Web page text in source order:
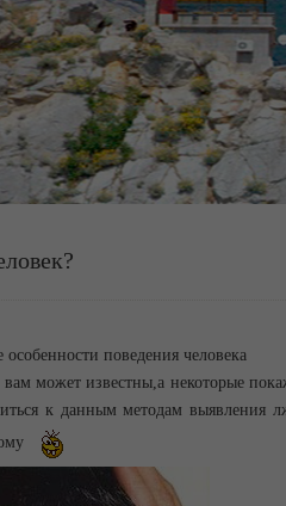
поведения человека
может известны,а некоторые
к данным методам выявления